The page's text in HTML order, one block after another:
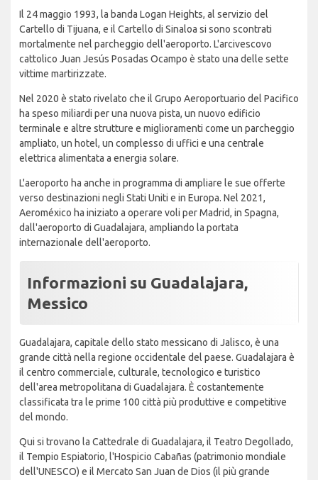
Il 24 maggio 1993, la banda Logan Heights, al servizio del
Cartello di Tijuana, e il Cartello di Sinaloa si sono scontrati
mortalmente nel parcheggio dell'aeroporto. L'arcivescovo
cattolico Juan Jesús Posadas Ocampo è stato una delle sette
vittime martirizzate.
Nel 2020 è stato rivelato che il Grupo Aeroportuario del Pacifico
ha speso miliardi per una nuova pista, un nuovo edificio
terminale e altre strutture e miglioramenti come un parcheggio
ampliato, un hotel, un complesso di uffici e una centrale
elettrica alimentata a energia solare.
L'aeroporto ha anche in programma di ampliare le sue offerte
verso destinazioni negli Stati Uniti e in Europa. Nel 2021,
Aeroméxico ha iniziato a operare voli per Madrid, in Spagna,
dall'aeroporto di Guadalajara, ampliando la portata
internazionale dell'aeroporto.
Informazioni su Guadalajara,
Messico
Guadalajara, capitale dello stato messicano di Jalisco, è una
grande città nella regione occidentale del paese. Guadalajara è
il centro commerciale, culturale, tecnologico e turistico
dell'area metropolitana di Guadalajara. È costantemente
classificata tra le prime 100 città più produttive e competitive
del mondo.
Qui si trovano la Cattedrale di Guadalajara, il Teatro Degollado,
il Tempio Espiatorio, l'Hospicio Cabañas (patrimonio mondiale
dell'UNESCO) e il Mercato San Juan de Dios (il più grande